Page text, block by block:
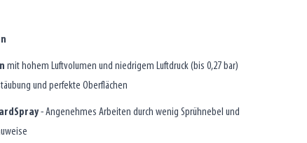
mit hohem Luftvolumen und niedrigem Luftdruck (bis 0,27 bar)
und perfekte Oberflächen
- Angenehmes Arbeiten durch wenig Sprühnebel und